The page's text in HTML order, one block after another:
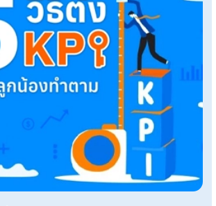
อาจสนใจ
นายจ้างไม่จ่ายประกันสังคมให้ลูกจ้างช่วงทดลองงาน